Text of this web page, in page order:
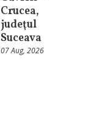
Crucea,
judeţul
Suceava
07 Aug, 2026